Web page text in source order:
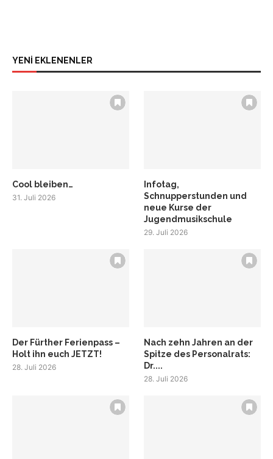
YENİ EKLENENLER
Cool bleiben…
31. Juli 2026
Infotag,
Schnupperstunden und
neue Kurse der
Jugendmusikschule
29. Juli 2026
Der Fürther Ferienpass –
Holt ihn euch JETZT!
28. Juli 2026
Nach zehn Jahren an der
Spitze des Personalrats:
Dr....
28. Juli 2026